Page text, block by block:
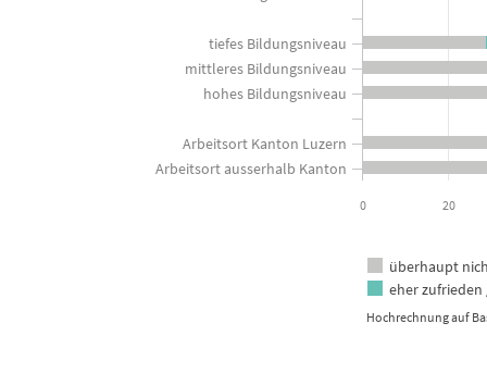
Hochrechnung auf
überhaupt
eher
0 20
Arbeitsort ausserhalb Kanton
Arbeitsort Kanton Luzern
hohes Bildungsniveau
mittleres Bildungsniveau
tiefes Bildungsniveau